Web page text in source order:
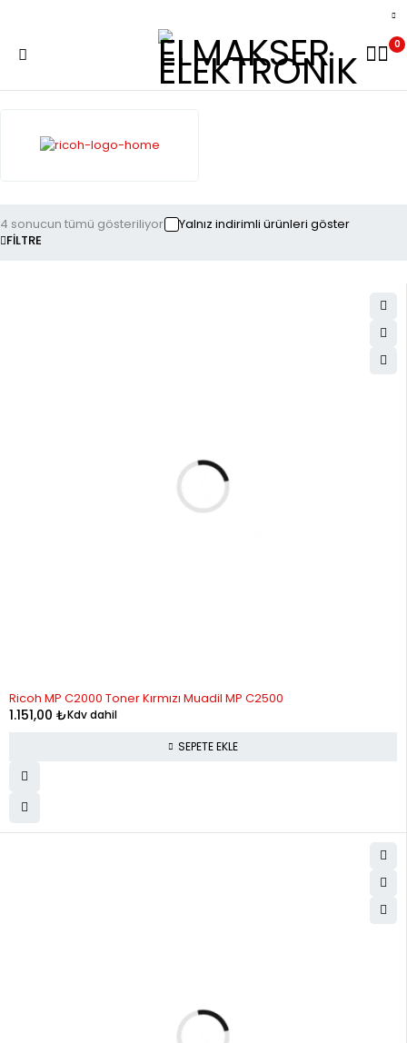
0
FILTRE
4 sonucun tümü gösteriliyor Yalnız indirimli ürünleri göster
Ricoh MP C2000 Toner Kırmızı Muadil MP C2500
1.151,00 ₺Kdv dahil
SEPETE EKLE